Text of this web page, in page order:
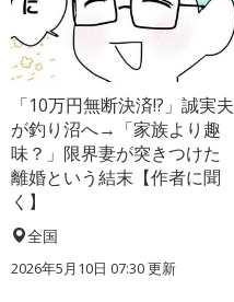
「10万円無断決済!?」誠実夫
が釣り沼へ→「家族より趣
味？」限界妻が突きつけた
離婚という結末【作者に聞
く】
全国
2026年5月10日 07:30 更新